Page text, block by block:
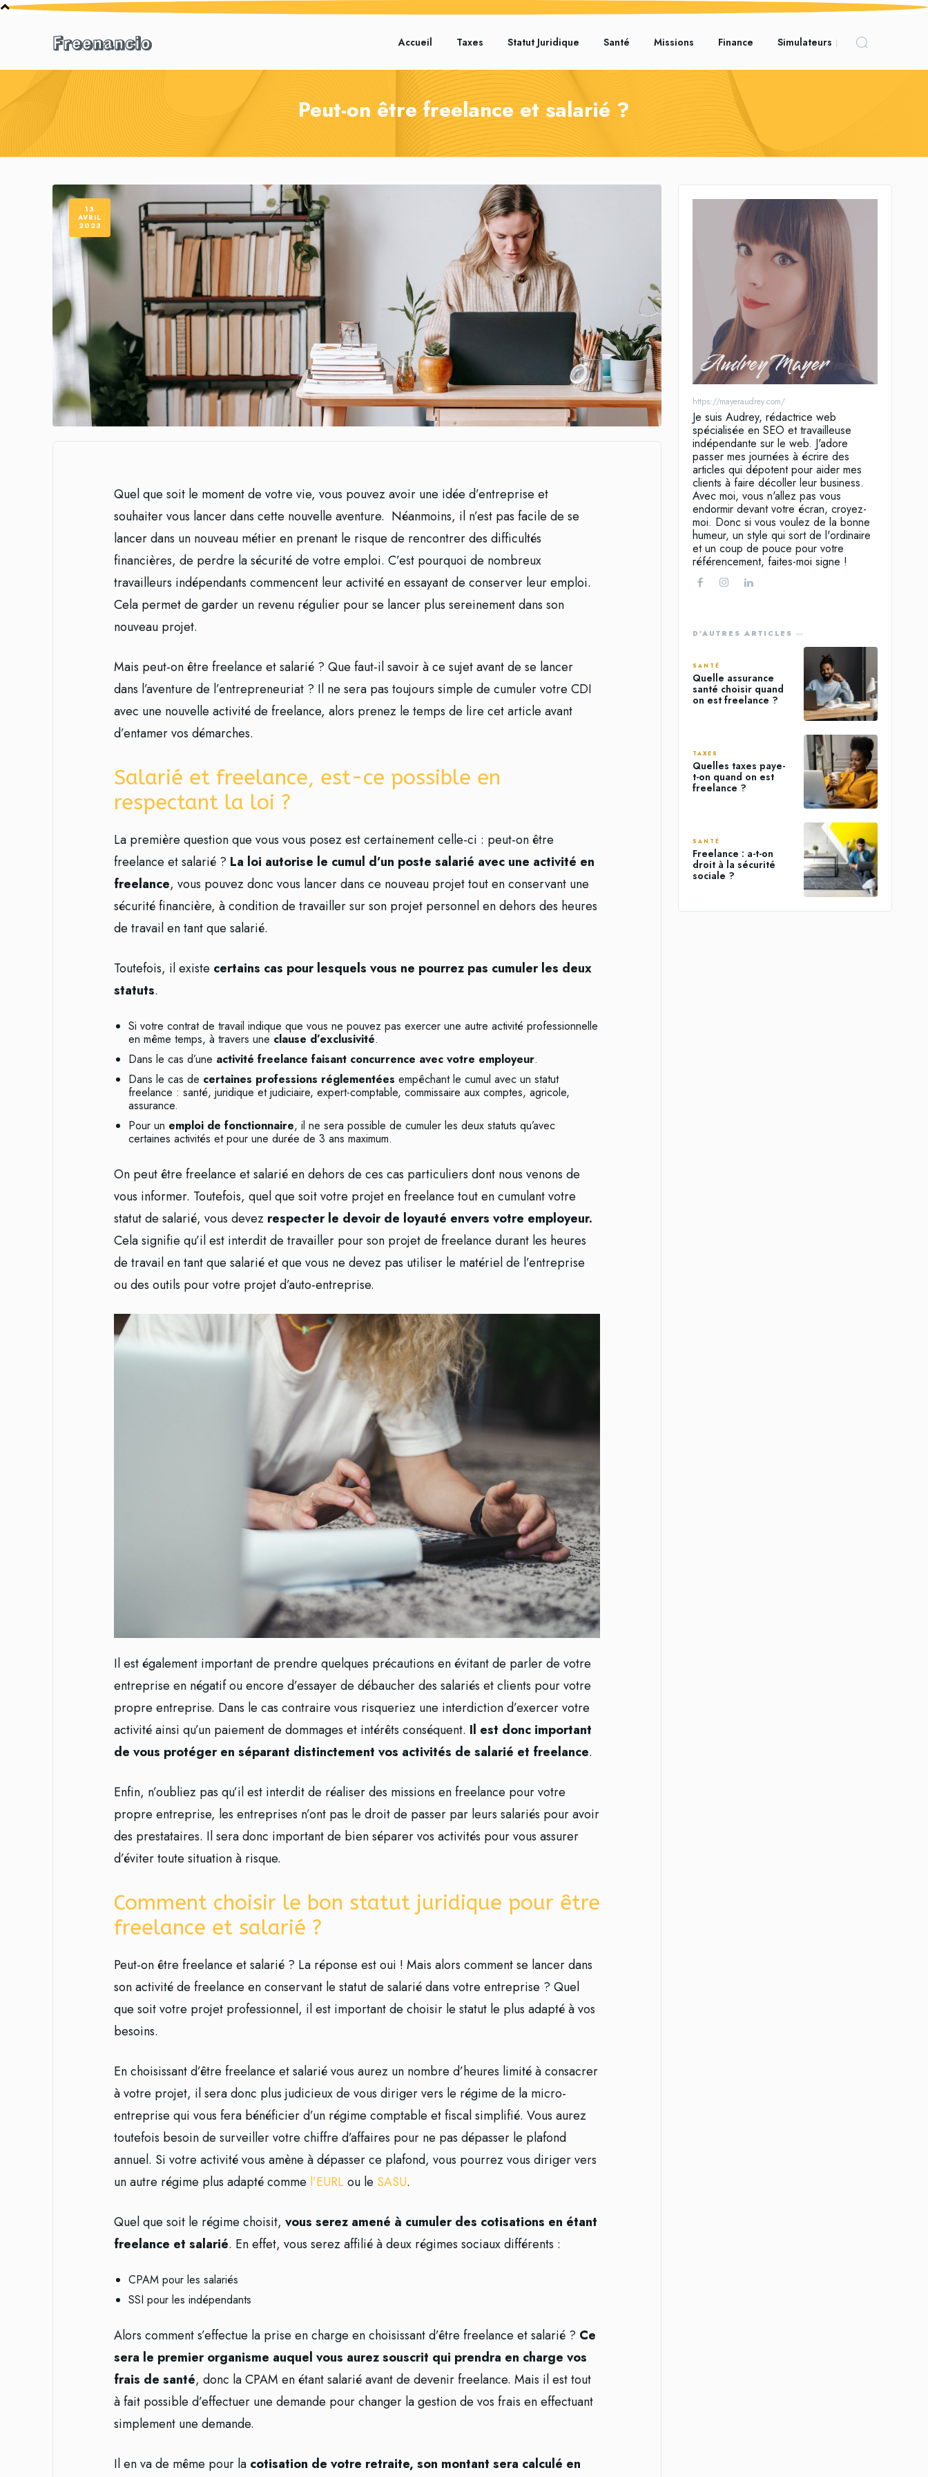
Freenancio Accueil Taxes Statut Juridique Santé Missions Finance Simulateurs
Peut-on être freelance et salarié ?
Quel que soit le moment de votre vie, vous pouvez avoir une idée d’entreprise et
souhaiter vous lancer dans cette nouvelle aventure. Néanmoins, il n’est pas facile de se
lancer dans un nouveau métier en prenant le risque de rencontrer des difficultés
financières, de perdre la sécurité de votre emploi. C’est pourquoi de nombreux
travailleurs indépendants commencent leur activité en essayant de conserver leur emploi.
Cela permet de garder un revenu régulier pour se lancer plus sereinement dans son
nouveau projet.
Mais peut-on être freelance et salarié ? Que faut-il savoir à ce sujet avant de se lancer
dans l’aventure de l’entrepreneuriat ? Il ne sera pas toujours simple de cumuler votre CDI
avec une nouvelle activité de freelance, alors prenez le temps de lire cet article avant
d’entamer vos démarches.
Salarié et freelance, est-ce possible en
respectant la loi ?
La première question que vous vous posez est certainement celle-ci : peut-on être
freelance et salarié ? La loi autorise le cumul d’un poste salarié avec une activité en
freelance, vous pouvez donc vous lancer dans ce nouveau projet tout en conservant une
sécurité financière, à condition de travailler sur son projet personnel en dehors des heures
de travail en tant que salarié.
Toutefois, il existe certains cas pour lesquels vous ne pourrez pas cumuler les deux
statuts.
Si votre contrat de travail indique que vous ne pouvez pas exercer une autre activité professionnelle
en même temps, à travers une clause d’exclusivité.
Dans le cas d’une activité freelance faisant concurrence avec votre employeur.
Dans le cas de certaines professions réglementées empêchant le cumul avec un statut
freelance : santé, juridique et judiciaire, expert-comptable, commissaire aux comptes, agricole,
assurance.
Pour un emploi de fonctionnaire, il ne sera possible de cumuler les deux statuts qu’avec
certaines activités et pour une durée de 3 ans maximum.
On peut être freelance et salarié en dehors de ces cas particuliers dont nous venons de
vous informer. Toutefois, quel que soit votre projet en freelance tout en cumulant votre
statut de salarié, vous devez respecter le devoir de loyauté envers votre employeur.
Cela signifie qu’il est interdit de travailler pour son projet de freelance durant les heures
de travail en tant que salarié et que vous ne devez pas utiliser le matériel de l’entreprise
ou des outils pour votre projet d’auto-entreprise.
Il est également important de prendre quelques précautions en évitant de parler de votre
entreprise en négatif ou encore d’essayer de débaucher des salariés et clients pour votre
propre entreprise. Dans le cas contraire vous risqueriez une interdiction d’exercer votre
activité ainsi qu’un paiement de dommages et intérêts conséquent. Il est donc important
de vous protéger en séparant distinctement vos activités de salarié et freelance.
Enfin, n’oubliez pas qu’il est interdit de réaliser des missions en freelance pour votre
propre entreprise, les entreprises n’ont pas le droit de passer par leurs salariés pour avoir
des prestataires. Il sera donc important de bien séparer vos activités pour vous assurer
d’éviter toute situation à risque.
Comment choisir le bon statut juridique pour être
freelance et salarié ?
Peut-on être freelance et salarié ? La réponse est oui ! Mais alors comment se lancer dans
son activité de freelance en conservant le statut de salarié dans votre entreprise ? Quel
que soit votre projet professionnel, il est important de choisir le statut le plus adapté à vos
besoins.
En choisissant d’être freelance et salarié vous aurez un nombre d’heures limité à consacrer
à votre projet, il sera donc plus judicieux de vous diriger vers le régime de la micro-
entreprise qui vous fera bénéficier d’un régime comptable et fiscal simplifié. Vous aurez
toutefois besoin de surveiller votre chiffre d’affaires pour ne pas dépasser le plafond
annuel. Si votre activité vous amène à dépasser ce plafond, vous pourrez vous diriger vers
un autre régime plus adapté comme l’EURLou le SASU.
Quel que soit le régime choisit, vous serez amené à cumuler des cotisations en étant
freelance et salarié. En effet, vous serez affilié à deux régimes sociaux différents :
CPAM pour les salariés
SSI pour les indépendants
Alors comment s’effectue la prise en charge en choisissant d’être freelance et salarié ? Ce
sera le premier organisme auquel vous aurez souscrit qui prendra en charge vos
frais de santé, donc la CPAM en étant salarié avant de devenir freelance. Mais il est tout
à fait possible d’effectuer une demande pour changer la gestion de vos frais en effectuant
simplement une demande.
Il en va de même pour la cotisation de votre retraite, son montant sera calculé en
13
AVRIL
2023
Audrey Mayer
https://mayeraudrey.com/
Je suis Audrey, rédactrice web
spécialisée en SEO et travailleuse
indépendante sur le web. J'adore
passer mes journées à écrire des
articles qui dépotent pour aider mes
clients à faire décoller leur business.
Avec moi, vous n'allez pas vous
endormir devant votre écran, croyez-
moi. Donc si vous voulez de la bonne
humeur, un style qui sort de l'ordinaire
et un coup de pouce pour votre
référencement, faites-moi signe !
D'AUTRES ARTICLES ―
SANTÉ
Quelle assurance
santé choisir quand
on est freelance ?
TAXES
Quelles taxes paye-
t-on quand on est
freelance ?
SANTÉ
Freelance : a-t-on
droit à la sécurité
sociale ?